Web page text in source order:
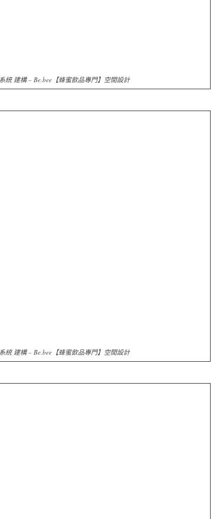
統 建構 – Be.bee【蜂蜜飲品專門】空間設計
統 建構 – Be.bee【蜂蜜飲品專門】空間設計